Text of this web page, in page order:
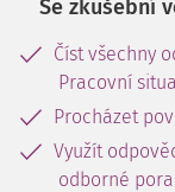
Se zkušební
Číst všechny
Pracovní
Procházet
Využít
odborné